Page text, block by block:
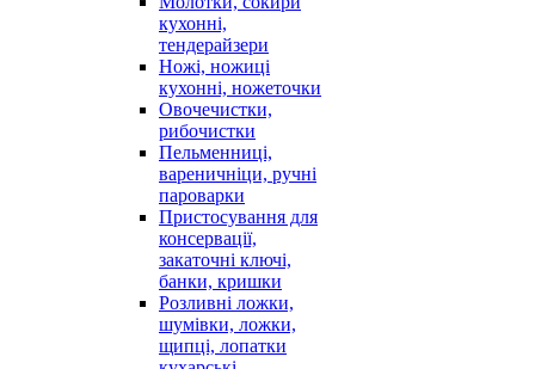
кухонні,
тендерайзери
Ножі, ножиці
кухонні, ножеточки
Овочечистки,
рибочистки
Пельменниці,
вареничніци, ручні
пароварки
Пристосування для
консервації,
закаточні ключі,
банки, кришки
Розливні ложки,
шумівки, ложки,
щипці, лопатки